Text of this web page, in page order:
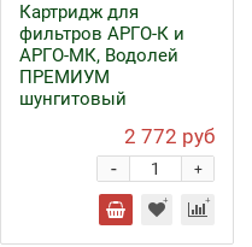
Картридж для
фильтров АРГО-К и
АРГО-МК, Водолей
ПРЕМИУМ
шунгитовый
2 772 руб
+
-